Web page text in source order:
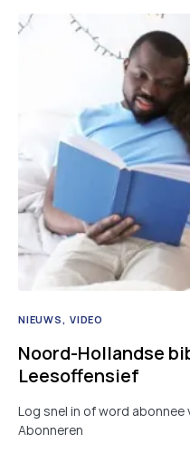
NIEUWS VIDEO
Noord-Hollandse
Leesoffensief
Log snel in of word
Abonneren